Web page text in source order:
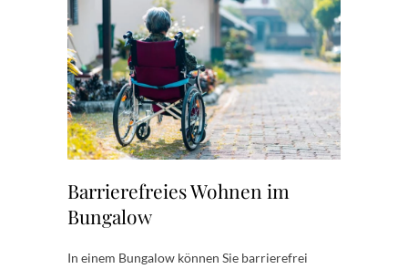
Barrierefreies Wohnen im
Bungalow
In einem Bungalow können Sie barrierefrei